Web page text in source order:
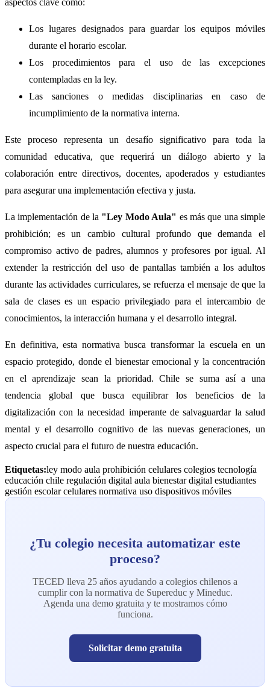
aspectos clave como:
Los lugares designados para guardar los equipos móviles
durante el horario escolar.
Los procedimientos para el uso de las excepciones
contempladas en la ley.
Las sanciones o medidas disciplinarias en caso de
incumplimiento de la normativa interna.
Este proceso representa un desafío significativo para toda la
comunidad educativa, que requerirá un diálogo abierto y la
colaboración entre directivos, docentes, apoderados y estudiantes
para asegurar una implementación efectiva y justa.
La implementación de la "Ley Modo Aula" es más que una simple
prohibición; es un cambio cultural profundo que demanda el
compromiso activo de padres, alumnos y profesores por igual. Al
extender la restricción del uso de pantallas también a los adultos
durante las actividades curriculares, se refuerza el mensaje de que la
sala de clases es un espacio privilegiado para el intercambio de
conocimientos, la interacción humana y el desarrollo integral.
En definitiva, esta normativa busca transformar la escuela en un
espacio protegido, donde el bienestar emocional y la concentración
en el aprendizaje sean la prioridad. Chile se suma así a una
tendencia global que busca equilibrar los beneficios de la
digitalización con la necesidad imperante de salvaguardar la salud
mental y el desarrollo cognitivo de las nuevas generaciones, un
aspecto crucial para el futuro de nuestra educación.
Etiquetas:ley modo aula prohibición celulares colegios tecnología
educación chile regulación digital aula bienestar digital estudiantes
gestión escolar celulares normativa uso dispositivos móviles
¿Tu colegio necesita automatizar este
proceso?
TECED lleva 25 años ayudando a colegios chilenos a
cumplir con la normativa de Supereduc y Mineduc.
Agenda una demo gratuita y te mostramos cómo
funciona.
Solicitar demo gratuita